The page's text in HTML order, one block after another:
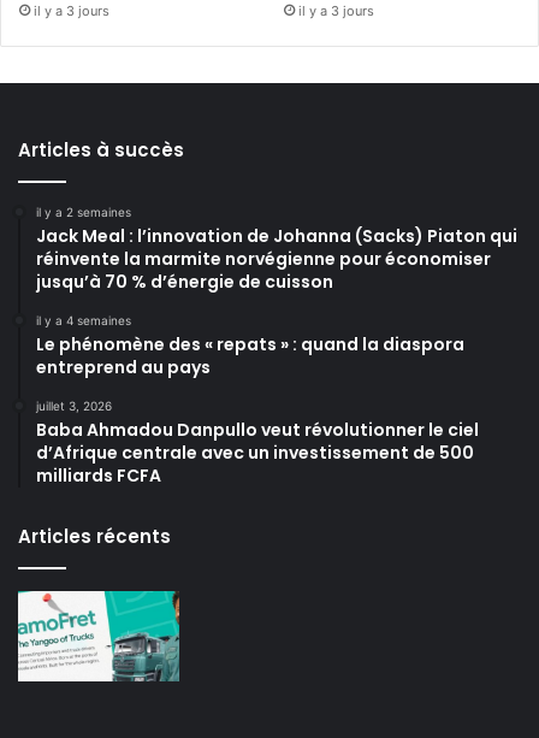
il y a 3 jours il y a 3 jours
Articles à succès
il y a 2 semaines
Jack Meal : l’innovation de Johanna (Sacks) Piaton qui
réinvente la marmite norvégienne pour économiser
jusqu’à 70 % d’énergie de cuisson
il y a 4 semaines
Le phénomène des « repats » : quand la diaspora
entreprend au pays
juillet 3, 2026
Baba Ahmadou Danpullo veut révolutionner le ciel
d’Afrique centrale avec un investissement de 500
milliards FCFA
Articles récents